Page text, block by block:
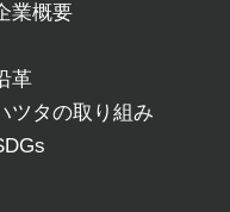
業概要
革
ツタの取り組み